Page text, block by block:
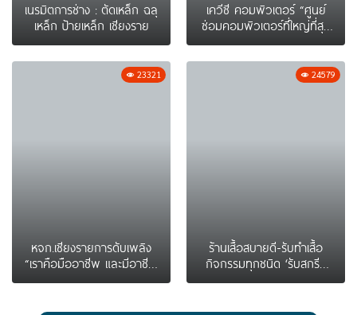
เนรมิตการช่าง : ตัดเหล็ก ฉลุ
เหล็ก ป้ายเหล็ก เชียงราย
เควีซี คอมพิวเตอร์ “ศูนย์
ซ่อมคอมพิวเตอร์ที่ใหญ่ที่สุด
ในเชียงราย”
23321
หจก.เชียงรายการดับเพลิง
“เราคือมืออาชีพ และมีอาชีพ
ดับเพลิง”
24579
ร้านเสื้อสบายดี-รับทำเสื้อ
กิจกรรมทุกชนิด ‘รับสกรีน
รับปัก เข็มกลัด … ส่งทั่วไทย